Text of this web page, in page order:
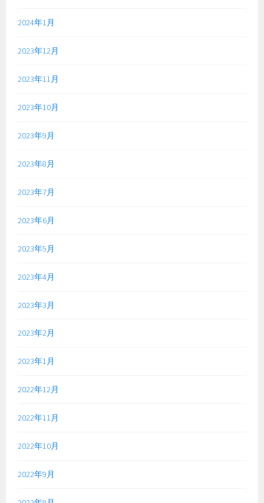
2024年1月
2023年12月
2023年11月
2023年10月
2023年9月
2023年8月
2023年7月
2023年6月
2023年5月
2023年4月
2023年3月
2023年2月
2023年1月
2022年12月
2022年11月
2022年10月
2022年9月